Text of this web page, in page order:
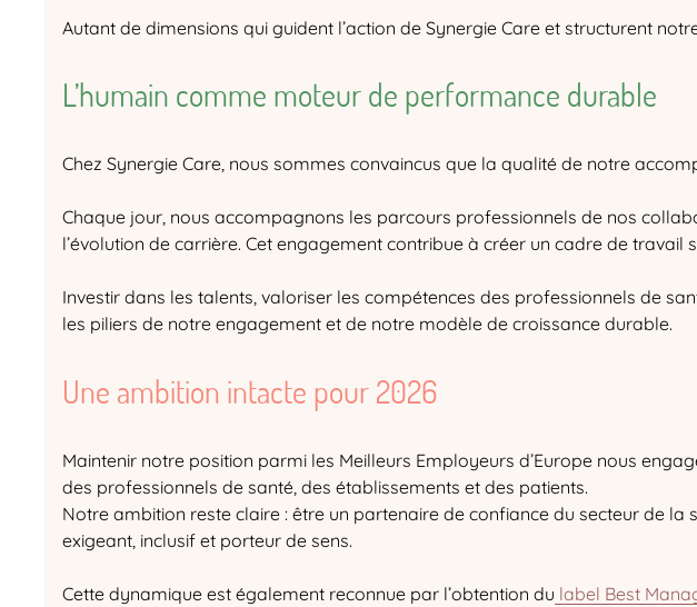
Autant de dimensions qui guident l’action de Synergie Care et structurent
L’humain comme moteur de performance durable
Chez Synergie Care, nous sommes convaincus que la qualité de notre
Chaque jour, nous accompagnons les parcours professionnels de nos
l’évolution de carrière. Cet engagement contribue à créer un cadre de
Investir dans les talents, valoriser les compétences des professionnels de
les piliers de notre engagement et de notre modèle de croissance durable.
Une ambition intacte pour 2026
Maintenir notre position parmi les Meilleurs Employeurs d’Europe nous
des professionnels de santé, des établissements et des patients.
Notre ambition reste claire : être un partenaire de confiance du secteur de
exigeant, inclusif et porteur de sens.
Cette dynamique est également reconnue par l’obtention du label Best